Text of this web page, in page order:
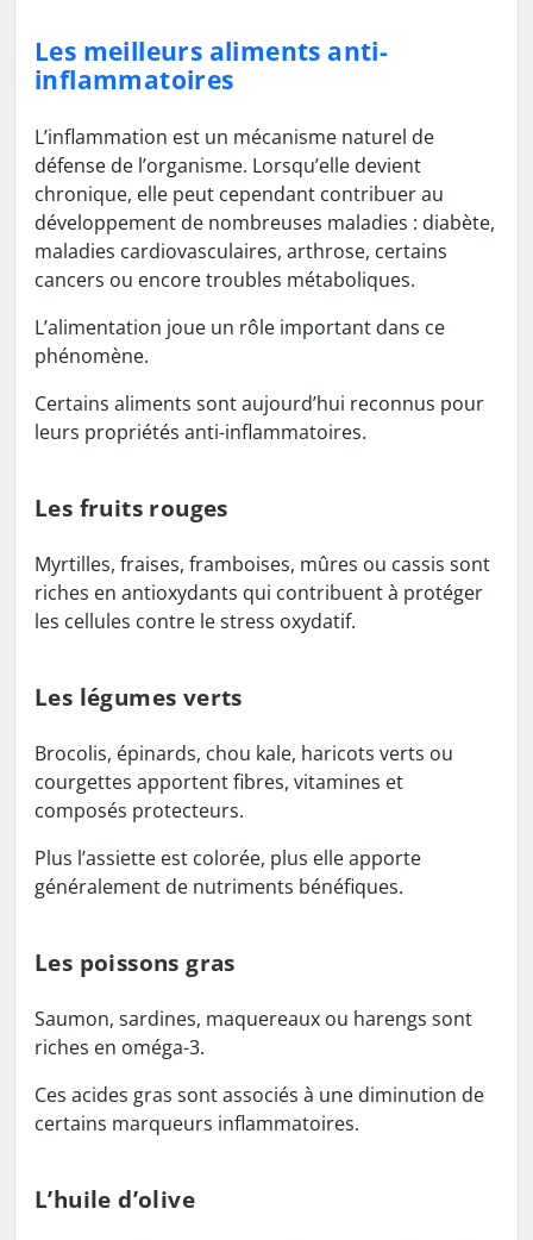
Les meilleurs aliments anti-
inflammatoires
L’inflammation est un mécanisme naturel de
défense de l’organisme. Lorsqu’elle devient
chronique, elle peut cependant contribuer au
développement de nombreuses maladies : diabète,
maladies cardiovasculaires, arthrose, certains
cancers ou encore troubles métaboliques.
L’alimentation joue un rôle important dans ce
phénomène.
Certains aliments sont aujourd’hui reconnus pour
leurs propriétés anti-inflammatoires.
Les fruits rouges
Myrtilles, fraises, framboises, mûres ou cassis sont
riches en antioxydants qui contribuent à protéger
les cellules contre le stress oxydatif.
Les légumes verts
Brocolis, épinards, chou kale, haricots verts ou
courgettes apportent fibres, vitamines et
composés protecteurs.
Plus l’assiette est colorée, plus elle apporte
généralement de nutriments bénéfiques.
Les poissons gras
Saumon, sardines, maquereaux ou harengs sont
riches en oméga-3.
Ces acides gras sont associés à une diminution de
certains marqueurs inflammatoires.
L’huile d’olive